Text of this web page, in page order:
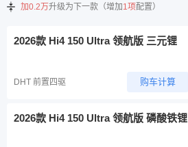
加0.2万升级为下一款（增加 1项配置）
2026款 Hi4 150 Ultra 领航版 三元锂
DHT 前置四驱 购车计算
2026款 Hi4 150 Ultra 领航版 磷酸铁锂